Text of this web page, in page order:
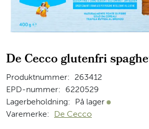
De Cecco glutenfri
Produktnummer:
263412
EPD-nummer:
6220529
Lagerbeholdning:
På lager På lager
Varemerke: De Cecco
Oppskrifter